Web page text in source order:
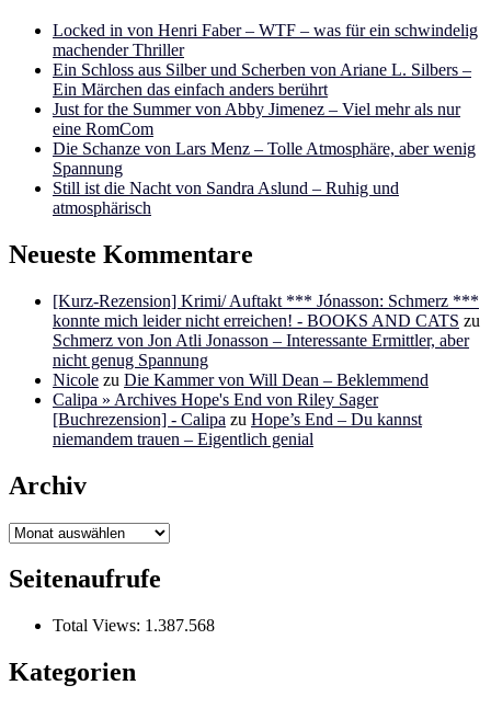
Locked in von Henri Faber – WTF – was für ein schwindelig
machender Thriller
Ein Schloss aus Silber und Scherben von Ariane L. Silbers –
Ein Märchen das einfach anders berührt
Just for the Summer von Abby Jimenez – Viel mehr als nur
eine RomCom
Die Schanze von Lars Menz – Tolle Atmosphäre, aber wenig
Spannung
Still ist die Nacht von Sandra Aslund – Ruhig und
atmosphärisch
Neueste Kommentare
[Kurz-Rezension] Krimi/ Auftakt *** Jónasson: Schmerz ***
konnte mich leider nicht erreichen! - BOOKS AND CATS zu
Schmerz von Jon Atli Jonasson – Interessante Ermittler, aber
nicht genug Spannung
Nicole zu Die Kammer von Will Dean – Beklemmend
Calipa » Archives Hope's End von Riley Sager
[Buchrezension] - Calipa zu Hope’s End – Du kannst
niemandem trauen – Eigentlich genial
Archiv
Archiv
Seitenaufrufe
Total Views: 1.387.568
Kategorien